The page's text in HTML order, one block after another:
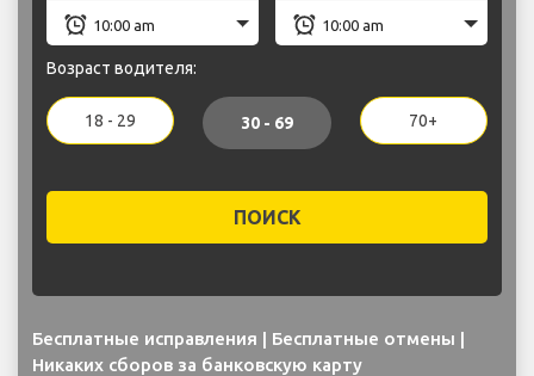
Возраст водителя:
18 - 29 30 - 69 70+
ПОИСК
Бесплатные исправления | Бесплатные отмены |
Никаких сборов за банковскую карту